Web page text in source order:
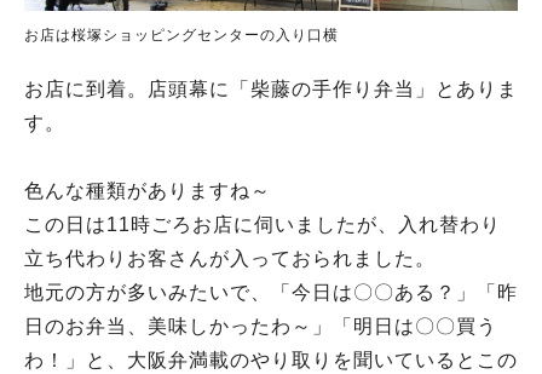
お店は桜塚ショッピングセンターの入り口横
お店に到着。店頭幕に「柴藤の手作り弁当」とありま
す。
色んな種類がありますね～
この日は11時ごろお店に伺いましたが、入れ替わり
立ち代わりお客さんが入っておられました。
地元の方が多いみたいで、「今日は〇〇ある？」「昨
日のお弁当、美味しかったわ～」「明日は〇〇買う
わ！」と、大阪弁満載のやり取りを聞いているとこの